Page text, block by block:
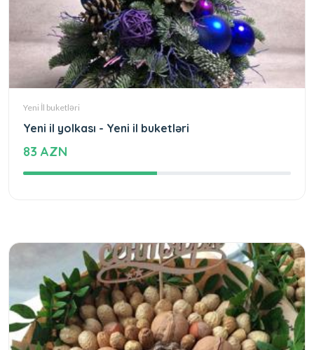
Yeni İl buketləri
Yeni il yolkası - Yeni il buketləri
83 AZN